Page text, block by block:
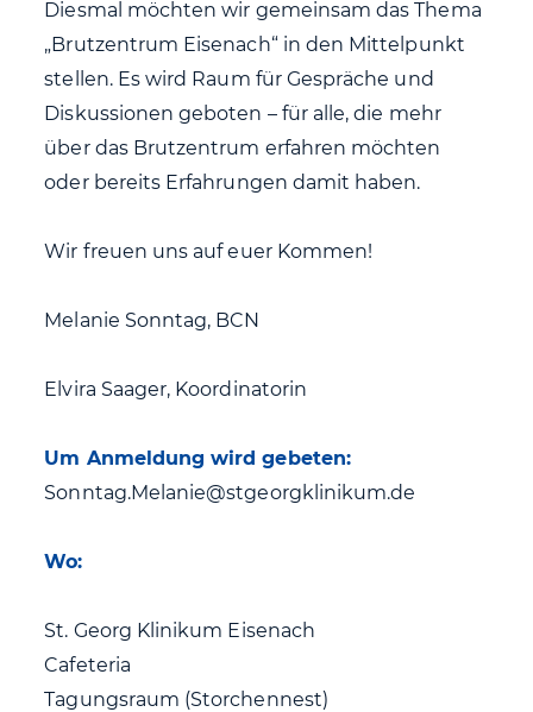
Diesmal möchten wir gemeinsam das Thema
„Brutzentrum Eisenach“ in den Mittelpunkt
stellen. Es wird Raum für Gespräche und
Diskussionen geboten – für alle, die mehr
über das Brutzentrum erfahren möchten
oder bereits Erfahrungen damit haben.
Wir freuen uns auf euer Kommen!
Melanie Sonntag, BCN
Elvira Saager, Koordinatorin
Um Anmeldung wird gebeten:
Sonntag.Melanie@stgeorgklinikum.de
Wo:
St. Georg Klinikum Eisenach
Cafeteria
Tagungsraum (Storchennest)